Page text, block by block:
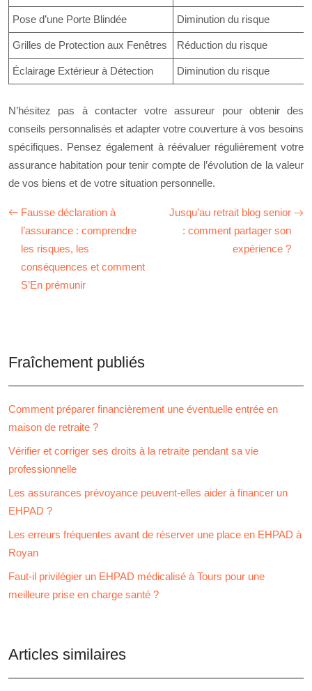
Pose d’une Porte Blindée Diminution du risque
Grilles de Protection aux Fenêtres Réduction du risque
Éclairage Extérieur à Détection Diminution du risque
N’hésitez pas à contacter votre assureur pour obtenir des
conseils personnalisés et adapter votre couverture à vos besoins
spécifiques. Pensez également à réévaluer régulièrement votre
assurance habitation pour tenir compte de l’évolution de la valeur
de vos biens et de votre situation personnelle.
Fausse déclaration à
l’assurance : comprendre
les risques, les
conséquences et comment
S’En prémunir
Jusqu’au retrait blog senior
: comment partager son
expérience ?
Fraîchement publiés
Comment préparer financièrement une éventuelle entrée en
maison de retraite ?
Vérifier et corriger ses droits à la retraite pendant sa vie
professionnelle
Les assurances prévoyance peuvent-elles aider à financer un
EHPAD ?
Les erreurs fréquentes avant de réserver une place en EHPAD à
Royan
Faut-il privilégier un EHPAD médicalisé à Tours pour une
meilleure prise en charge santé ?
Articles similaires